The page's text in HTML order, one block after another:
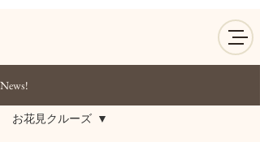
News!
お花見クルーズ